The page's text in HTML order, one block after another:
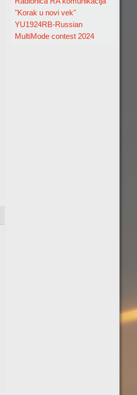
"Korak u novi vek"
YU1924RB-Russian
MultiMode contest 2024